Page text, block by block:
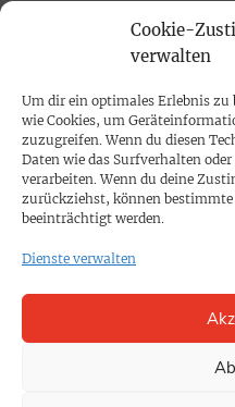
Cookie-
verwalten
Um dir ein optimales Erlebnis zu
wie Cookies, um
zuzugreifen. Wenn du diesen
Daten wie das Surfverhalten
verarbeiten. Wenn du deine
zurückziehst, können
beeinträchtigt werden.
Dienste verwalten
PRINTAUSGABE
Mediadaten
PROKOMPAKT
Impressum
SPENDEN
Datenschutz
Cookie-Richtlinie